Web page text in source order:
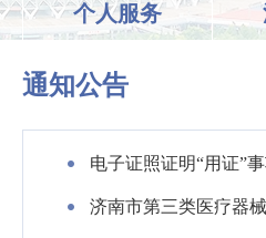
个人服务
通知公告
电子证照证明“用证”
济南市第三类医疗器